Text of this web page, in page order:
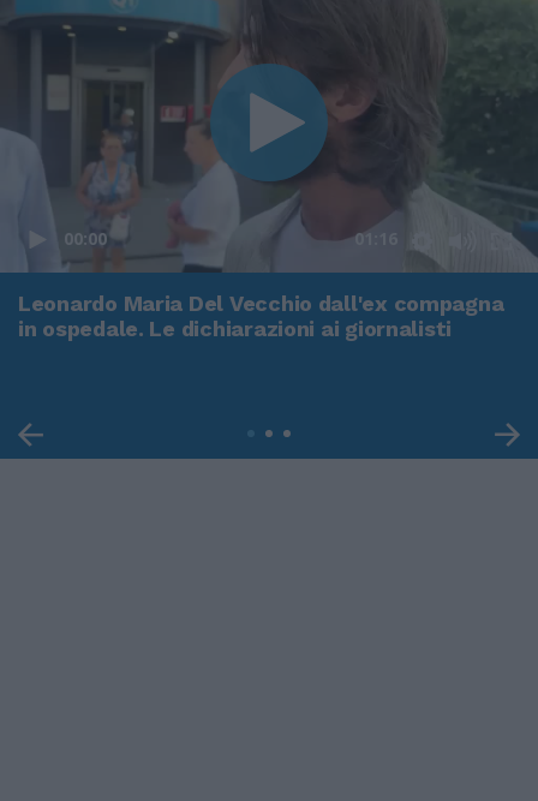
00:00 01:16
Leonardo Maria Del Vecchio dall'ex compagna
in ospedale. Le dichiarazioni ai giornalisti